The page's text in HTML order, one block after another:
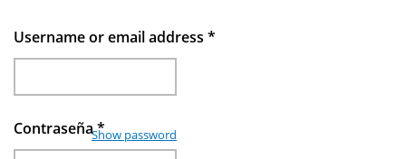
Username or email address *
Contraseña*
Show password